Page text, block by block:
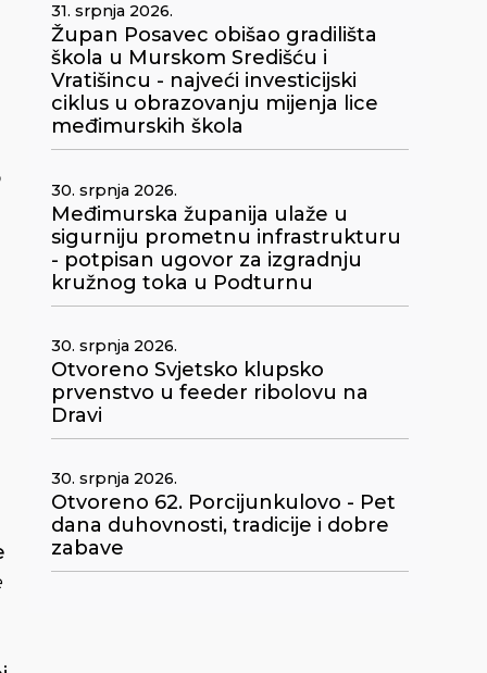
31. srpnja 2026.
Župan Posavec obišao gradilišta
škola u Murskom Središću i
Vratišincu - najveći investicijski
ciklus u obrazovanju mijenja lice
međimurskih škola
30. srpnja 2026.
Međimurska županija ulaže u
sigurniju prometnu infrastrukturu
- potpisan ugovor za izgradnju
kružnog toka u Podturnu
30. srpnja 2026.
Otvoreno Svjetsko klupsko
prvenstvo u feeder ribolovu na
Dravi
30. srpnja 2026.
Otvoreno 62. Porcijunkulovo - Pet
dana duhovnosti, tradicije i dobre
zabave